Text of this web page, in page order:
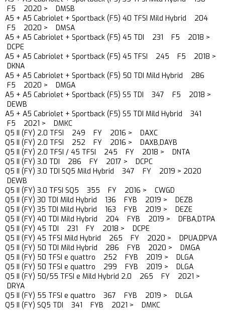
F5 2020 > DMSB
A5 + A5 Cabriolet + Sportback (F5) 40 TFSI Mild Hybrid 204
F5 2020 > DMSA
A5 + A5 Cabriolet + Sportback (F5) 45 TDI 231 F5 2018 >
DCPE
A5 + A5 Cabriolet + Sportback (F5) 45 TFSI 245 F5 2018 >
DKNA
A5 + A5 Cabriolet + Sportback (F5) 50 TDI Mild Hybrid 286
F5 2020 > DMGA
A5 + A5 Cabriolet + Sportback (F5) S5 TDI 347 F5 2018 >
DEWB
A5 + A5 Cabriolet + Sportback (F5) S5 TDI Mild Hybrid 341
F5 2021 > DMKC
Q5 II (FY) 2.0 TFSI 249 FY 2016 > DAXC
Q5 II (FY) 2.0 TFSI 252 FY 2016 > DAXB,DAYB
Q5 II (FY) 2.0 TFSI / 45 TFSI 245 FY 2018 > DNTA
Q5 II (FY) 3.0 TDI 286 FY 2017 > DCPC
Q5 II (FY) 3.0 TDI SQ5 Mild Hybrid 347 FY 2019 > 2020
DEWB
Q5 II (FY) 3.0 TFSI SQ5 355 FY 2016 > CWGD
Q5 II (FY) 30 TDI Mild Hybrid 136 FYB 2019 > DEZB
Q5 II (FY) 35 TDI Mild Hybrid 163 FYB 2019 > DEZE
Q5 II (FY) 40 TDI Mild Hybrid 204 FYB 2019 > DFBA,DTPA
Q5 II (FY) 45 TDI 231 FY 2018 > DCPE
Q5 II (FY) 45 TFSI Mild Hybrid 265 FY 2020 > DPUA,DPVA
Q5 II (FY) 50 TDI Mild Hybrid 286 FYB 2020 > DMGA
Q5 II (FY) 50 TFSI e quattro 252 FYB 2019 > DLGA
Q5 II (FY) 50 TFSI e quattro 299 FYB 2019 > DLGA
Q5 II (FY) 50/55 TFSI e Mild Hybrid 2.0 265 FY 2021 >
DRYA
Q5 II (FY) 55 TFSI e quattro 367 FYB 2019 > DLGA
Q5 II (FY) SQ5 TDI 341 FYB 2021 > DMKC